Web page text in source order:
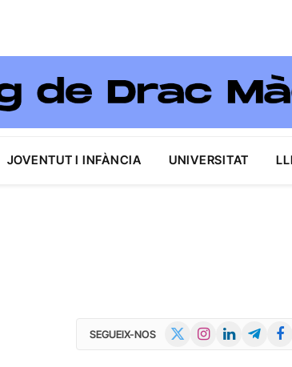
JOVENTUT I INFÀNCIA UNIVERSITAT
SEGUEIX-NOS InstagramLinkedInTelegram